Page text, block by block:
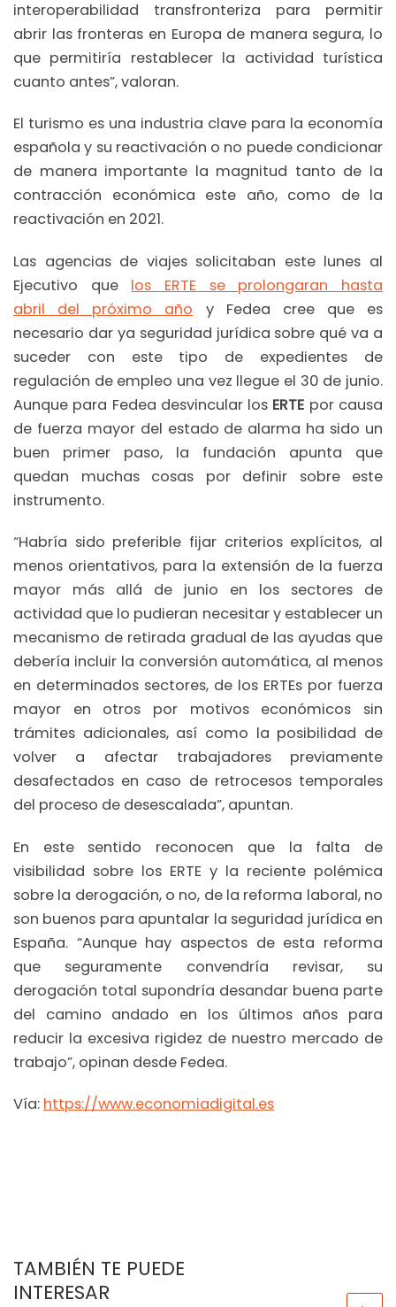
interoperabilidad transfronteriza para permitir
abrir las fronteras en Europa de manera segura, lo
que permitiría restablecer la actividad turística
cuanto antes”, valoran.
El turismo es una industria clave para la economía
española y su reactivación o no puede condicionar
de manera importante la magnitud tanto de la
contracción económica este año, como de la
reactivación en 2021.
Las agencias de viajes solicitaban este lunes al
Ejecutivo que los ERTE se prolongaran hasta
abril del próximo año y Fedea cree que es
necesario dar ya seguridad jurídica sobre qué va a
suceder con este tipo de expedientes de
regulación de empleo una vez llegue el 30 de junio.
Aunque para Fedea desvincular los ERTE por causa
de fuerza mayor del estado de alarma ha sido un
buen primer paso, la fundación apunta que
quedan muchas cosas por definir sobre este
instrumento.
“Habría sido preferible fijar criterios explícitos, al
menos orientativos, para la extensión de la fuerza
mayor más allá de junio en los sectores de
actividad que lo pudieran necesitar y establecer un
mecanismo de retirada gradual de las ayudas que
debería incluir la conversión automática, al menos
en determinados sectores, de los ERTEs por fuerza
mayor en otros por motivos económicos sin
trámites adicionales, así como la posibilidad de
volver a afectar trabajadores previamente
desafectados en caso de retrocesos temporales
del proceso de desescalada”, apuntan.
En este sentido reconocen que la falta de
visibilidad sobre los ERTE y la reciente polémica
sobre la derogación, o no, de la reforma laboral, no
son buenos para apuntalar la seguridad jurídica en
España. “Aunque hay aspectos de esta reforma
que seguramente convendría revisar, su
derogación total supondría desandar buena parte
del camino andado en los últimos años para
reducir la excesiva rigidez de nuestro mercado de
trabajo”, opinan desde Fedea.
Vía: https://www.economiadigital.es
TAMBIÉN TE PUEDE
INTERESAR